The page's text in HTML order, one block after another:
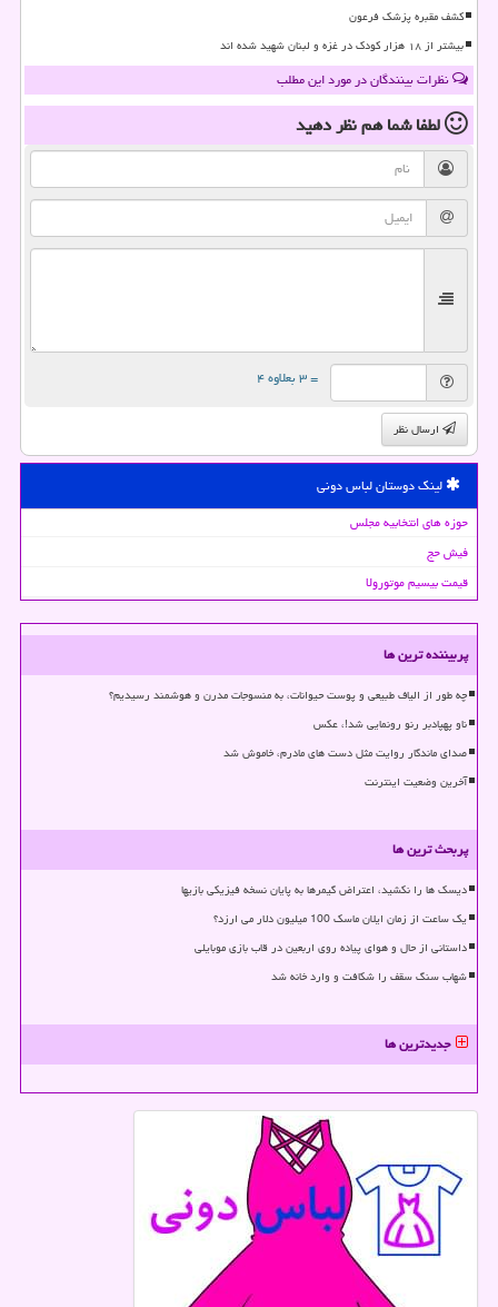
کشف مقبره پزشک فرعون
بیشتر از ۱۸ هزار کودک در غزه و لبنان شهید شده اند
نظرات بینندگان در مورد این مطلب
لطفا شما همنظر دهید
= ۳ بعلاوه ۴
ارسال نظر
لینک دوستان لباس دونی
حوزه های انتخابیه مجلس
فیش حج
قیمت بیسیم موتورولا
پربیننده ترین ها
چه طور از الیاف طبیعی و پوست حیوانات، به منسوجات مدرن و هوشمند رسیدیم؟
ناو پهپادبر رنو رونمایی شد!، عکس
صدای ماندگار روایت مثل دست های مادرم، خاموش شد
آخرین وضعیت اینترنت
پربحث ترین ها
دیسک ها را نکشید، اعتراض گیمرها به پایان نسخه فیزیکی بازیها
یک ساعت از زمان ایلان ماسک 100 میلیون دلار می ارزد؟
داستانی از حال و هوای پیاده روی اربعین در قاب بازی موبایلی
شهاب سنگ سقف را شکافت و وارد خانه شد
جدیدترین ها